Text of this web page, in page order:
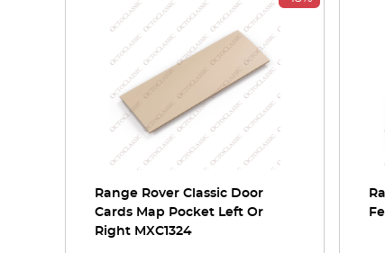
Range Rover Classic Door
Cards Map Pocket Left Or
Right MXC1324